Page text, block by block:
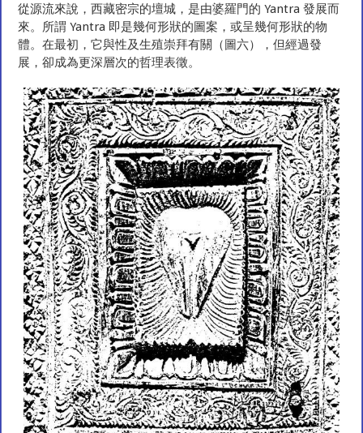
從源流來說，西藏密宗的壇城，是由婆羅門的 Yantra 發展而
來。所謂 Yantra 即是幾何形狀的圖案，或呈幾何形狀的物
體。在最初，它與性及生殖崇拜有關（圖六），但經過發
展，卻成為更深層次的哲理表徵。